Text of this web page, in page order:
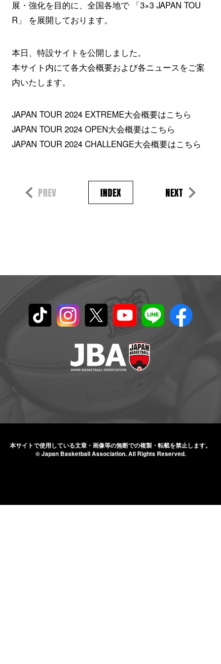
展・強化を目的に、全国各地で 「3×3 JAPAN TOU
R」 を展開しております。
本日、特設サイトを公開しました。
本サイト内にて各大会概要および各ニュースをご案
内いたします。
JAPAN TOUR 2024 EXTREME大会概要はこちら
JAPAN TOUR 2024 OPEN大会概要はこちら
JAPAN TOUR 2024 CHALLENGE大会概要はこちら
PREV INDEX NEXT
本サイトで使用している文章・画像等の無断での複製・転載を禁止します。
© Japan Basketball Association.All Rights Reserved.